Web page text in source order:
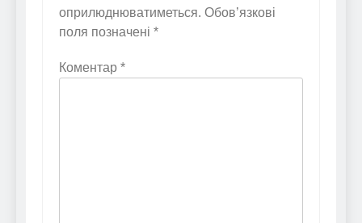
оприлюднюватиметься. Обов’язкові
поля позначені *
Коментар *